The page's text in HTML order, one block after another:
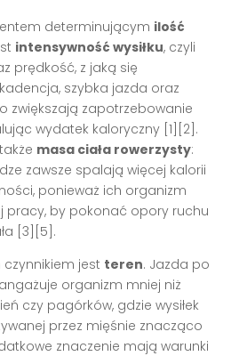
determinującym ilość
intensywność wysiłku, czyli
prędkość, z jaką się
szybka jazda oraz
zwiększają zapotrzebowanie
wydatek kaloryczny [1][2].
masa ciała rowerzysty:
zawsze spalają więcej kalorii
ponieważ ich organizm
pracy, by pokonać opory ruchu
[3][5].
jest teren. Jazda po
organizm mniej niż
czy pagórków, gdzie wysiłek
przez mięśnie znacząco
znaczenie mają warunki